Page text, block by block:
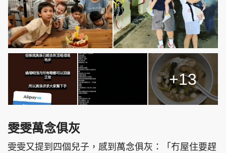
+13
雯雯萬念俱灰
雯雯又提到四個兒子，感到萬念俱灰：「冇屋住要趕